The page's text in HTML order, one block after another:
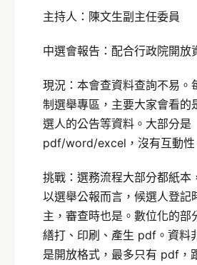
主持人：陳文生副主任委員
中選會報告：配合行政院開放
現況：本會查資料查詢不易。
制選舉專區，主要大家會看的
選人的公告等資料。大部分是
pdf/word/excel，沒有互動性
挑戰：選務流程大部分都紙本
以選舉公報而言，候選人登記
主，審查時也是。數位化的部
繕打、印刷、產生 pdf。資料
是開放格式，最多只有 pdf，